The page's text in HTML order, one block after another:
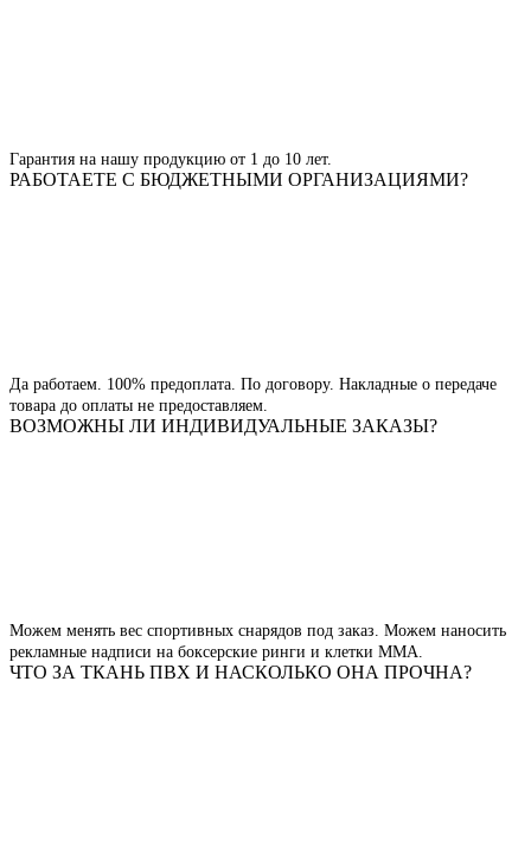
Гарантия на нашу продукцию от 1 до 10 лет.
РАБОТАЕТЕ С БЮДЖЕТНЫМИ ОРГАНИЗАЦИЯМИ?
Да работаем. 100% предоплата. По договору. Накладные о передаче
товара до оплаты не предоставляем.
ВОЗМОЖНЫ ЛИ ИНДИВИДУАЛЬНЫЕ ЗАКАЗЫ?
Можем менять вес спортивных снарядов под заказ. Можем наносить
рекламные надписи на боксерские ринги и клетки ММА.
ЧТО ЗА ТКАНЬ ПВХ И НАСКОЛЬКО ОНА ПРОЧНА?